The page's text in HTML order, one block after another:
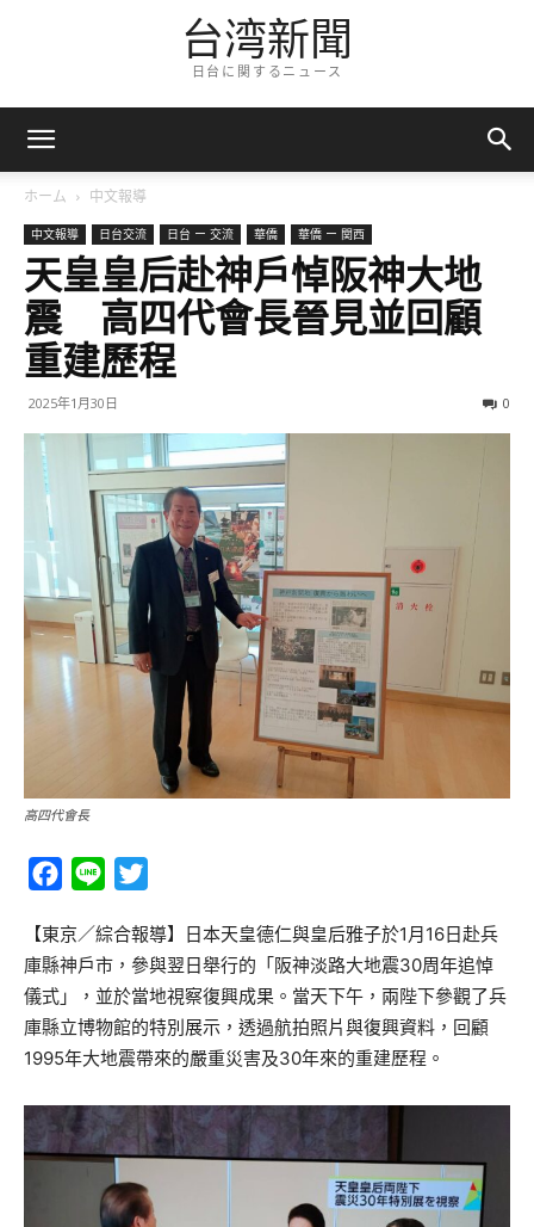
台湾新聞
日台に関するニュース
ホーム 中文報導
中文報導 日台交流 日台 ー 交流 華僑 華僑 ー 関西
天皇皇后赴神戶悼阪神大地
震 高四代會長晉見並回顧
重建歷程
2025年1月30日 0
高四代會長
Facebook
Line
【東京／綜合報導】日本天皇德仁與皇后雅子於1月16日赴兵
庫縣神戶市，參與翌日舉行的「阪神淡路大地震30周年追悼
儀式」，並於當地視察復興成果。當天下午，兩陛下參觀了兵
庫縣立博物館的特別展示，透過航拍照片與復興資料，回顧
1995年大地震帶來的嚴重災害及30年來的重建歷程。